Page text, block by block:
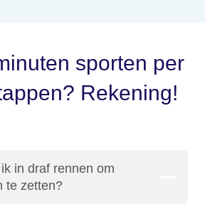
sporten per
Rekening!
in draf rennen om
te zetten?